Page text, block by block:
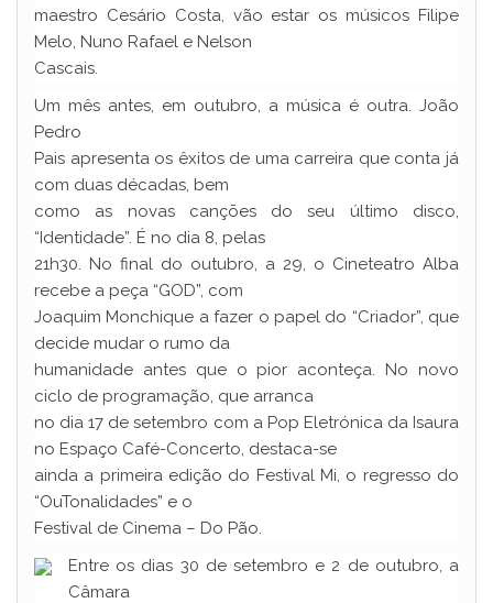
maestro Cesário Costa, vão estar os músicos Filipe
Melo, Nuno Rafael e Nelson
Cascais.
Um mês antes, em outubro, a música é outra. João
Pedro
Pais apresenta os êxitos de uma carreira que conta já
com duas décadas, bem
como as novas canções do seu último disco,
“Identidade”. É no dia 8, pelas
21h30. No final do outubro, a 29, o Cineteatro Alba
recebe a peça “GOD”, com
Joaquim Monchique a fazer o papel do “Criador”, que
decide mudar o rumo da
humanidade antes que o pior aconteça. No novo
ciclo de programação, que arranca
no dia 17 de setembro com a Pop Eletrónica da Isaura
no Espaço Café-Concerto, destaca-se
ainda a primeira edição do Festival Mi, o regresso do
“OuTonalidades” e o
Festival de Cinema – Do Pão.
Entre os dias 30 de setembro e 2 de outubro, a
Câmara